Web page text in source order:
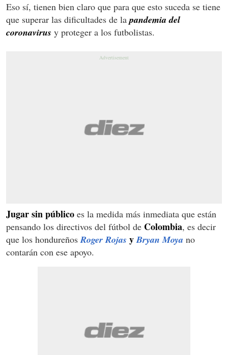
Eso sí, tienen bien claro que para que esto suceda se tiene
que superar las dificultades de lapandemia del
coronavirus y proteger a los futbolistas.
Jugar sin público es la medida más inmediata que están
pensando los directivos del fútbol de Colombia, es decir
que los hondureñosRoger Rojas yBryan Moya no
contarán con ese apoyo.